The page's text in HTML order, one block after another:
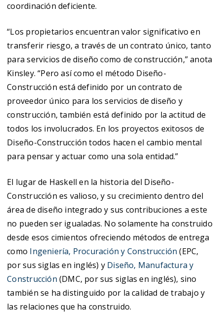
coordinación deficiente.
“Los propietarios encuentran valor significativo en
transferir riesgo, a través de un contrato único, tanto
para servicios de diseño como de construcción,” anota
Kinsley. “Pero así como el método Diseño-
Construcción está definido por un contrato de
proveedor único para los servicios de diseño y
construcción, también está definido por la actitud de
todos los involucrados. En los proyectos exitosos de
Diseño-Construcción todos hacen el cambio mental
para pensar y actuar como una sola entidad.”
El lugar de Haskell en la historia del Diseño-
Construcción es valioso, y su crecimiento dentro del
área de diseño integrado y sus contribuciones a este
no pueden ser igualadas. No solamente ha construido
desde esos cimientos ofreciendo métodos de entrega
como Ingeniería, Procuración y Construcción (EPC,
por sus siglas en inglés) y Diseño, Manufactura y
Construcción (DMC, por sus siglas en inglés), sino
también se ha distinguido por la calidad de trabajo y
las relaciones que ha construido.